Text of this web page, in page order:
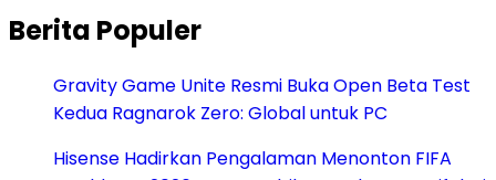
Berita Populer
Gravity Game Unite Resmi Buka Open Beta Test
Kedua Ragnarok Zero: Global untuk PC
Hisense Hadirkan Pengalaman Menonton FIFA